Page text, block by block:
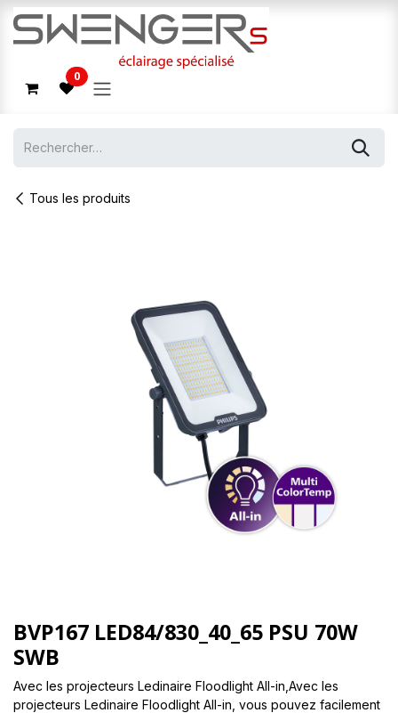
Se rendre au contenu
0
Tous les produits
BVP167 LED84/830_40_65 PSU 70W
SWB
Avec les projecteurs Ledinaire Floodlight All-in,Avec les
projecteurs Ledinaire Floodlight All-in, vous pouvez facilement